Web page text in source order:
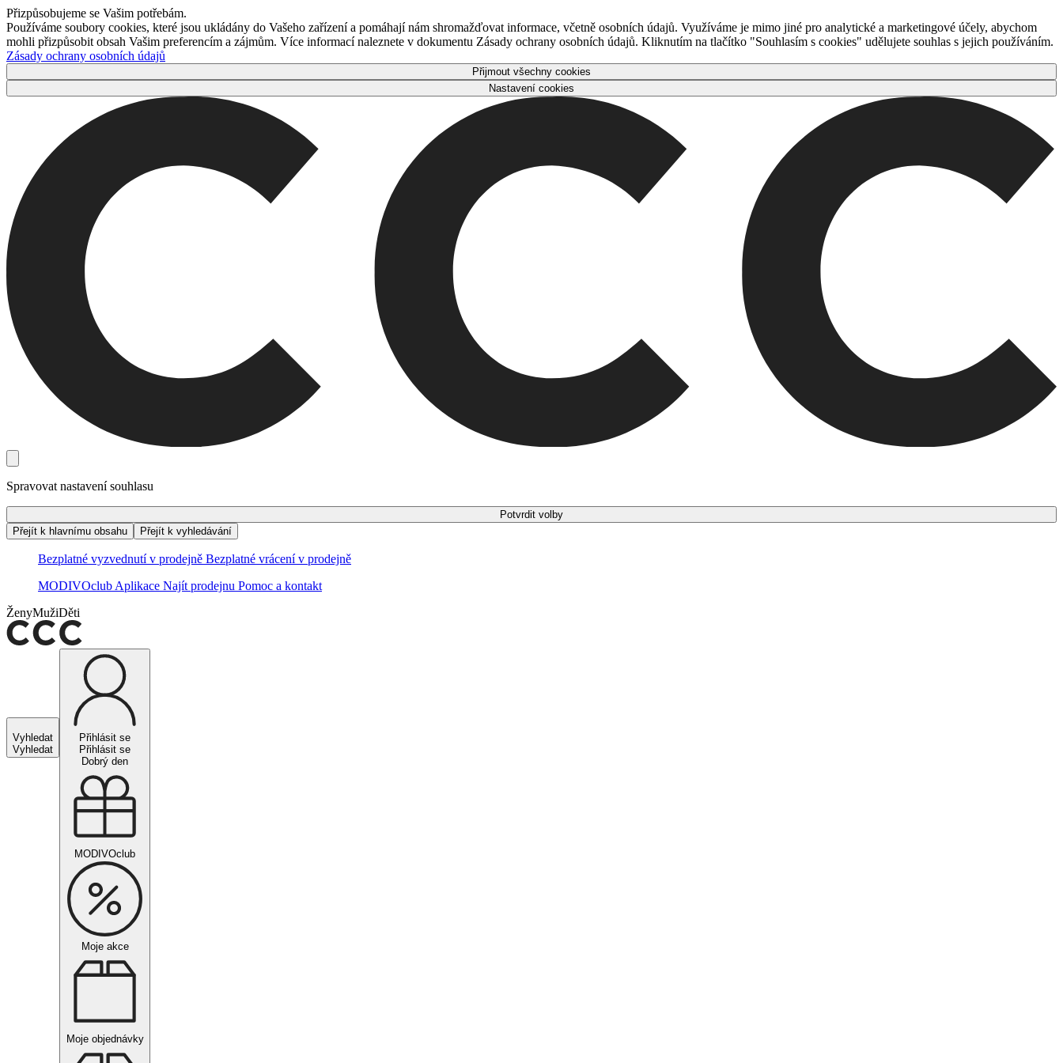
Přizpůsobujeme se Vašim potřebám.
Používáme soubory cookies, které jsou ukládány do Vašeho zařízení a pomáhají nám shromažďovat informace, včetně osobních údajů. Využíváme je mimo jiné pro analytické a marketingové účely, abychom
mohli přizpůsobit obsah Vašim preferencím a zájmům. Více informací naleznete v dokumentu Zásady ochrany osobních údajů. Kliknutím na tlačítko "Souhlasím s cookies" udělujete souhlas s jejich používáním.
Zásady ochrany osobních údajů
Přijmout všechny cookies
Nastavení cookies
Spravovat nastavení souhlasu
Potvrdit volby
Přejít k hlavnímu obsahu
Přejít k vyhledávání
Bezplatné vyzvednutí v prodejně Bezplatné vrácení v prodejně
MODIVOclub Aplikace Najít prodejnu Pomoc a kontakt
ŽenyMužiDěti
Vyhledat
Vyhledat
Přihlásit se
Přihlásit se
Dobrý den
MODIVOclub
Moje akce
Moje objednávky